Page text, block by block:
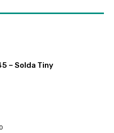
– Solda Tiny